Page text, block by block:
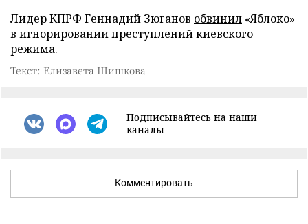
Лидер КПРФ Геннадий Зюганов обвинил «Яблоко»
в игнорировании преступлений киевского
режима.
Текст: Елизавета Шишкова
Подписывайтесь на наши
каналы
Комментировать